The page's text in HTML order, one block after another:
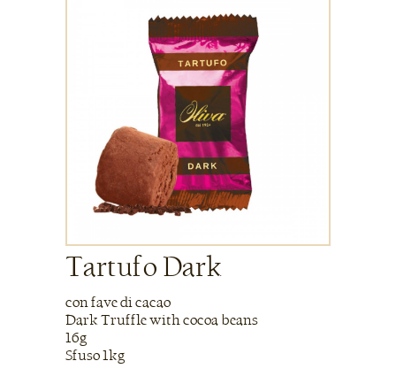
Tartufo Dark
con fave di cacao
Dark Truffle with cocoa beans
16g
Sfuso 1kg